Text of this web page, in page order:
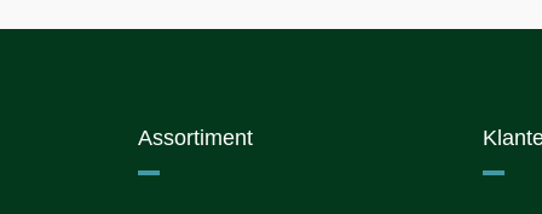
Assortiment